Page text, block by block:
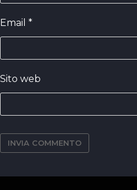
Email *
Sito web